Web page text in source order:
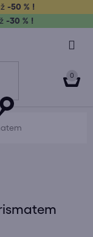
-50 % !
-30 % !